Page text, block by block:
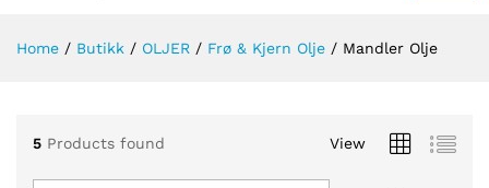
Home / Butikk / OLJER / Frø & Kjern Olje / Mandler Olje
5 Products found View